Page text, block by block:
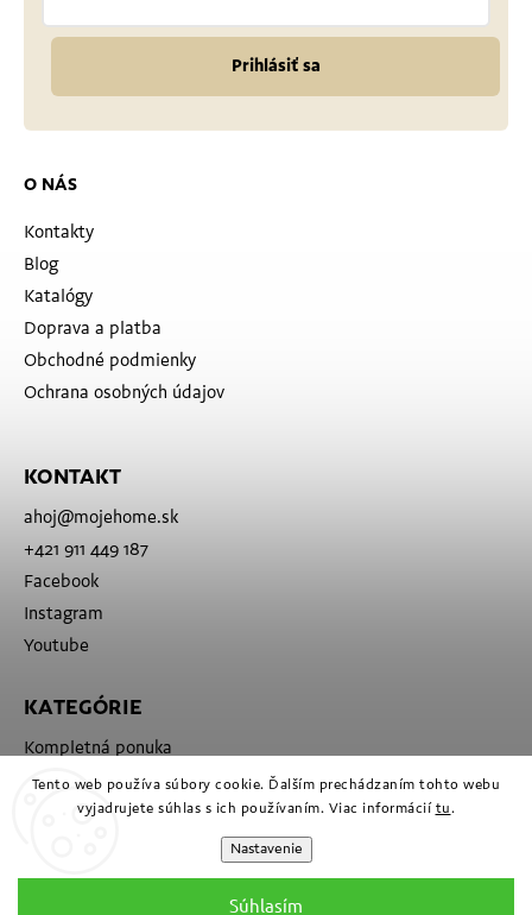
Tento web používa súbory cookie. Ďalším prechádzaním tohto webu
vyjadrujete súhlas s ich používaním. Viac informácií tu.
Nastavenie
Súhlasím
O NÁS
Kontakty
Blog
Katalógy
Doprava a platba
Obchodné podmienky
Ochrana osobných údajov
KONTAKT
ahoj@mojehome.sk
+421 911 449 187
Facebook
Instagram
Youtube
Prihlásiť sa
KATEGÓRIE
Kompletná ponuka
Značky